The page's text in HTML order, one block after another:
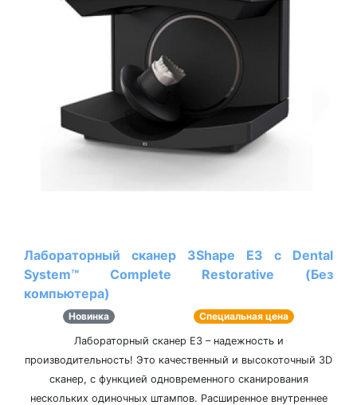
Лабораторный сканер 3Shape Е3 с Dental
System™ Complete Restorative (Без
компьютера)
Новинка Специальная цена
Лабораторный сканер Е3 – надежность и
производительность! Это качественный и высокоточный 3D
сканер, с функцией одновременного сканирования
нескольких одиночных штампов. Расширенное внутреннее